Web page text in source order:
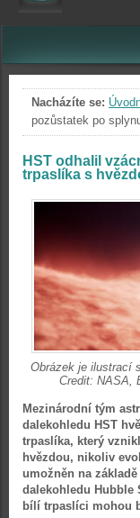
Nacházíte se:
pozůstatek po
HST odhalil
trpaslíka s
Obrázek je ilustrací
Credit: NASA,
Mezinárodní tým
dalekohledu HST
trpaslíka, který
hvězdou, nikoliv
umožněn na
dalekohledu Hubble
bílí trpaslíci mohou